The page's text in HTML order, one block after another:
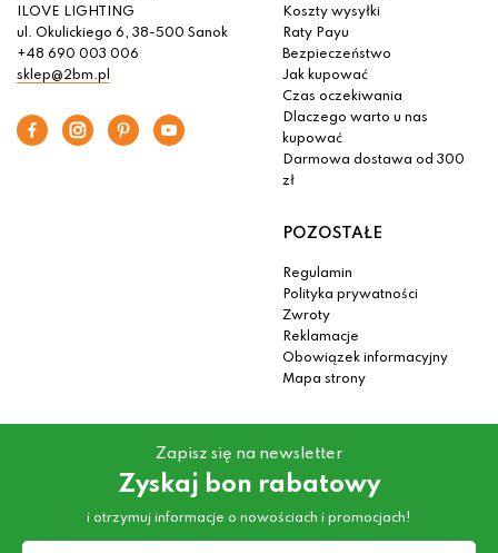
ILOVE LIGHTING
ul. Okulickiego 6, 38-500 Sanok
+48 690 003 006
sklep@2bm.pl
Koszty wysyłki
Raty Payu
Bezpieczeństwo
Jak kupować
Czas oczekiwania
Dlaczego warto u nas
kupować
Darmowa dostawa od 300
zł
POZOSTAŁE
Regulamin
Polityka prywatności
Zwroty
Reklamacje
Obowiązek informacyjny
Mapa strony
Zapisz się na newsletter
Zyskaj bon rabatowy
i otrzymuj informacje o nowościach i promocjach!